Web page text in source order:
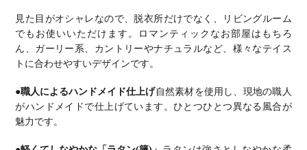
見た目がオシャレなので、脱衣所だけでなく、リビングルーム
でもお使いいただけます。
ロマンティックなお部屋はもちろ
ん、ガーリー系、カントリーやナチュラルなど、様々なテイス
トに合わせやすいデザインです。
●職人によるハンドメイド仕上げ自然素材を使用し、現地の職人
がハンドメイドで仕上げています。ひとつひとつ異なる風合が
魅力です。